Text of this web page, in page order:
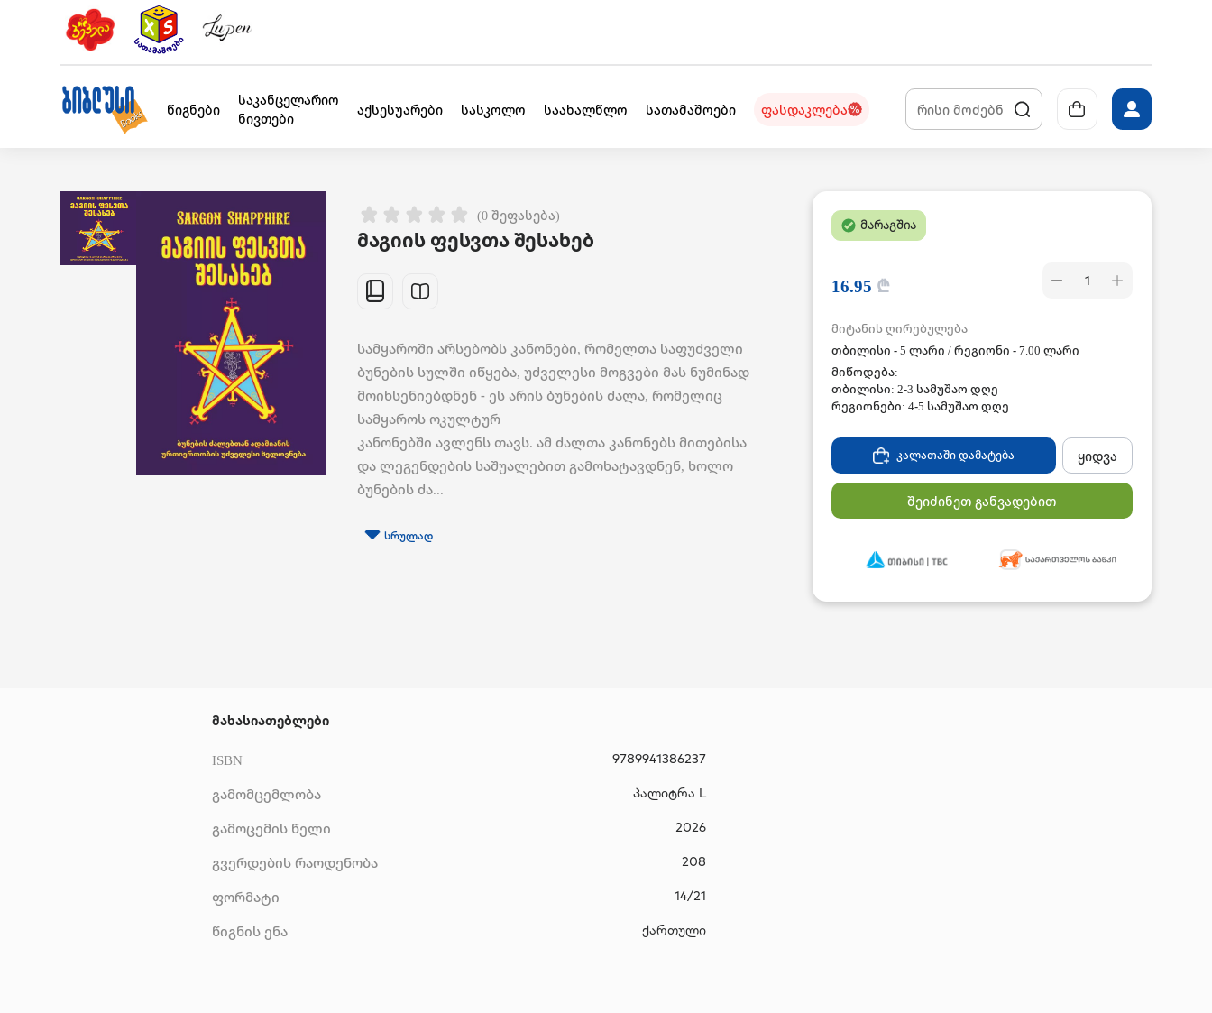
წიგნები
საკანცელარიო
ნივთები
აქსესუარები სასკოლო საახალწლო სათამაშოები ფასდაკლება
(0 შეფასება)
მაგიის ფესვთა შესახებ
სამყაროში არსებობს კანონები, რომელთა საფუძველი
ბუნების სულში იწყება, უძველესი მოგვები მას ნუმინად
მოიხსენიებდნენ - ეს არის ბუნების ძალა, რომელიც
სამყაროს ოკულტურ
კანონებში ავლენს თავს. ამ ძალთა კანონებს მითებისა
და ლეგენდების საშუალებით გამოხატავდნენ, ხოლო
ბუნების ძა...
სრულად
მარაგშია
16.95 ₾ 1
მიტანის ღირებულება
თბილისი - 5 ლარი / რეგიონი - 7.00 ლარი
მიწოდება:
თბილისი: 2-3 სამუშაო დღე
რეგიონები: 4-5 სამუშაო დღე
კალათაში დამატება ყიდვა
შეიძინეთ განვადებით
მახასიათებლები
ISBN 9789941386237
გამომცემლობა პალიტრა L
გამოცემის წელი 2026
გვერდების რაოდენობა 208
ფორმატი 14/21
წიგნის ენა ქართული